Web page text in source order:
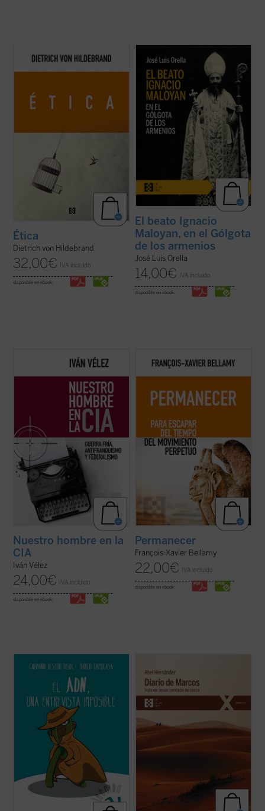
Este libro es ya un clásico de la filosofía
moral contemporánea. Grandioso en la
cotidiana, una descripción global de ...
Ética
Dietrich von Hildebrand
32,00€ IVA incluido
disponible en ebook:
El beato Ignacio Maloyan, arzobispo de
Mardin (Turquía), martirizado en 1915, es
uno de los seis obispos armenios católicos
que fueron víctimas del genocidio armenio
en las primeras décadas del siglo XX. Este
libro descubre aquella hermosa y ...
(ver
ficha)
El beato Ignacio
Maloyan, en el Gólgota
de los armenios
José Luis Orella
14,00€ IVA incluido
disponible en ebook:
Iván Vélez presenta en este minucioso
ensayo, fruto de una tenaz labor
principales protagonistas del comité
español del Congreso por la Libertad de la
Cultura y sus iniciativas, así como sus ...
Nuestro hombre en la
CIA
Iván Vélez
24,00€ IVA incluido
disponible en ebook:
Bellamy nos presenta un elogio de la
permanencia exponiendo las
hasta aquí, el autor nos anima a
detenernos, a disfrutar ... (ver ficha)
Permanecer
François-Xavier Bellamy
22,00€ IVA incluido
disponible en ebook:
Este libro presenta, con lenguaje para todo
público y mucho humor, los principales
hitos del descubrimiento de la molécula
más famosa del planeta y sus
consecuencias más relevantes para
nuestras vidas. En la entrevista final a
«míster ...
(ver ficha)
maestría como cronista para dar color y
vida a la historia de Jesús de Nazaret, que
es «contada de cerca» por un aún joven e
inexperto evangelista Marcos, a quien
Jesús le encarga, nada más conocerle ...
(ver ficha)